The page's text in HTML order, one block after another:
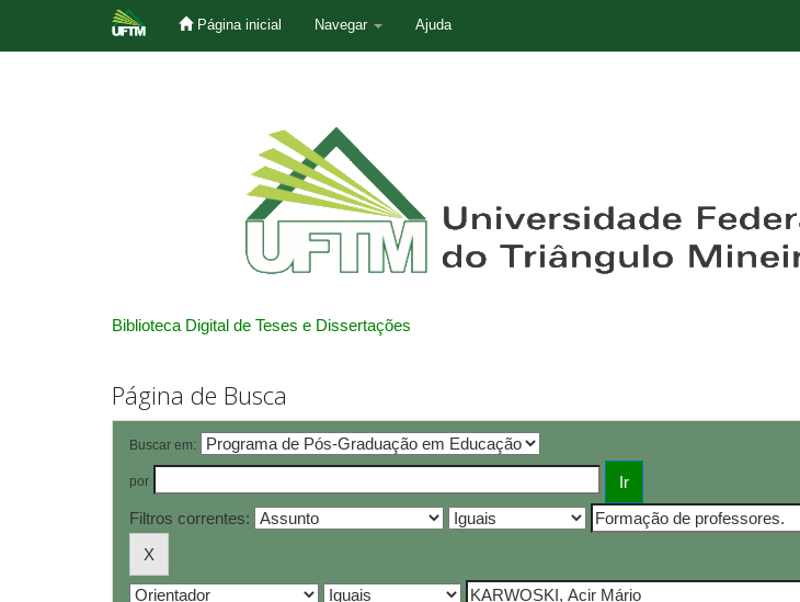
Página inicial Navegar Ajuda
Biblioteca Digital de Teses e Dissertações
Página de Busca
Buscar em:
por
Filtros correntes: